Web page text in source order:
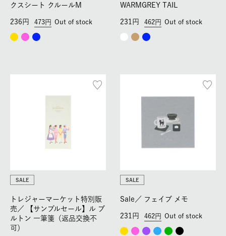
クスシート クルールM
473
236 Out of stock
WARMGREY TAIL
462
231 Out of stock
SALE
トレジャーマーケット特別販
売／
【サンプルセール】ル ブ
ルトン 一筆箋（返品交換不
可）
SALE
Sale／ フェイブ メモ
462
231 Out of stock